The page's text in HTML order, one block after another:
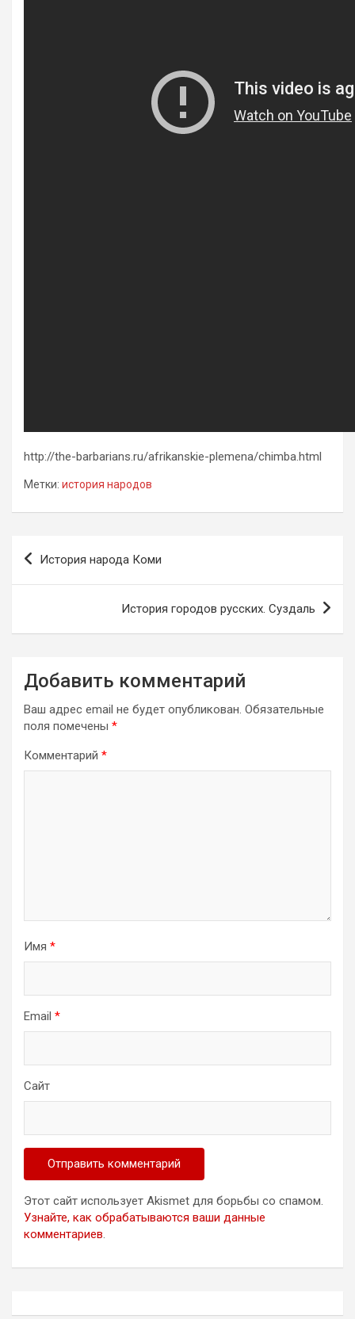
http://the-barbarians.ru/afrikanskie-plemena/chimba.html
Метки: история народов
Навигация
История народа Коми
История городов русских. Суздаль
Добавить комментарий
Ваш адрес email не будет опубликован. Обязательные
поля помечены *
Комментарий *
Имя *
Email *
Сайт
Этот сайт использует Akismet для борьбы со спамом.
Узнайте, как обрабатываются ваши данные
комментариев.